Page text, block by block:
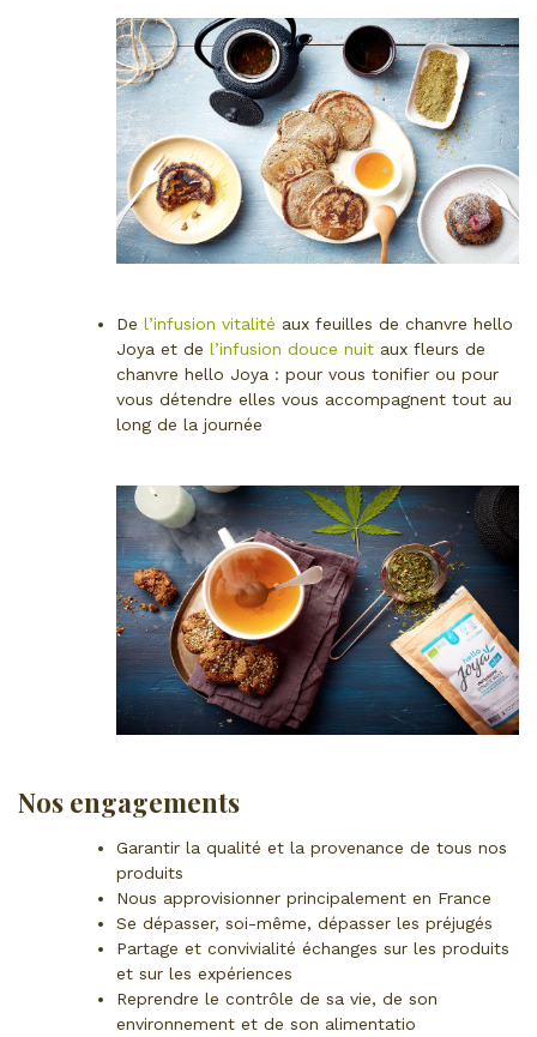
De l’infusion vitalité aux feuilles de chanvre hello
Joya et de l’infusion douce nuit aux fleurs de
chanvre hello Joya : pour vous tonifier ou pour
vous détendre elles vous accompagnent tout au
long de la journée
Nos engagements
Garantir la qualité et la provenance de tous nos
produits
Nous approvisionner principalement en France
Se dépasser, soi-même, dépasser les préjugés
Partage et convivialité échanges sur les produits
et sur les expériences
Reprendre le contrôle de sa vie, de son
environnement et de son alimentatio